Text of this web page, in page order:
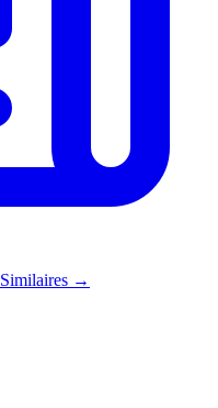
Similaires →